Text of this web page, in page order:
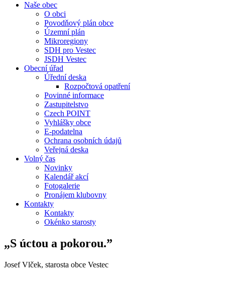
Naše obec
O obci
Povodňový plán obce
Územní plán
Mikroregiony
SDH pro Vestec
JSDH Vestec
Obecní úřad
Úřední deska
Rozpočtová opatření
Povinné informace
Zastupitelstvo
Czech POINT
Vyhlášky obce
E-podatelna
Ochrana osobních údajů
Veřejná deska
Volný čas
Novinky
Kalendář akcí
Fotogalerie
Pronájem klubovny
Kontakty
Kontakty
Okénko starosty
„S úctou a pokorou.”
Josef Vlček, starosta obce Vestec